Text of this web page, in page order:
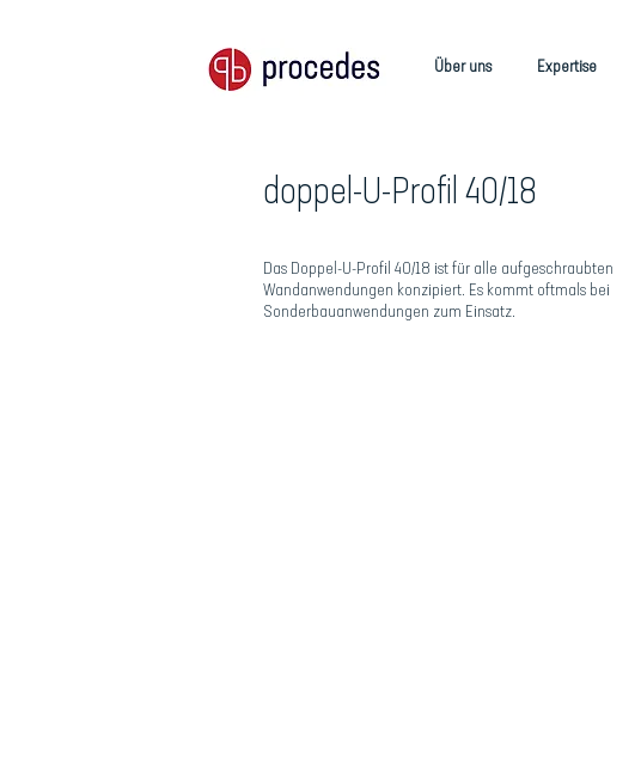
Über uns Expertise
Das Doppel-U-Profil 40/18 ist für alle aufgeschraubten
Wandanwendungen konzipiert. Es kommt oftmals bei
Sonderbauanwendungen zum Einsatz.
doppel-U-Profil 40/18